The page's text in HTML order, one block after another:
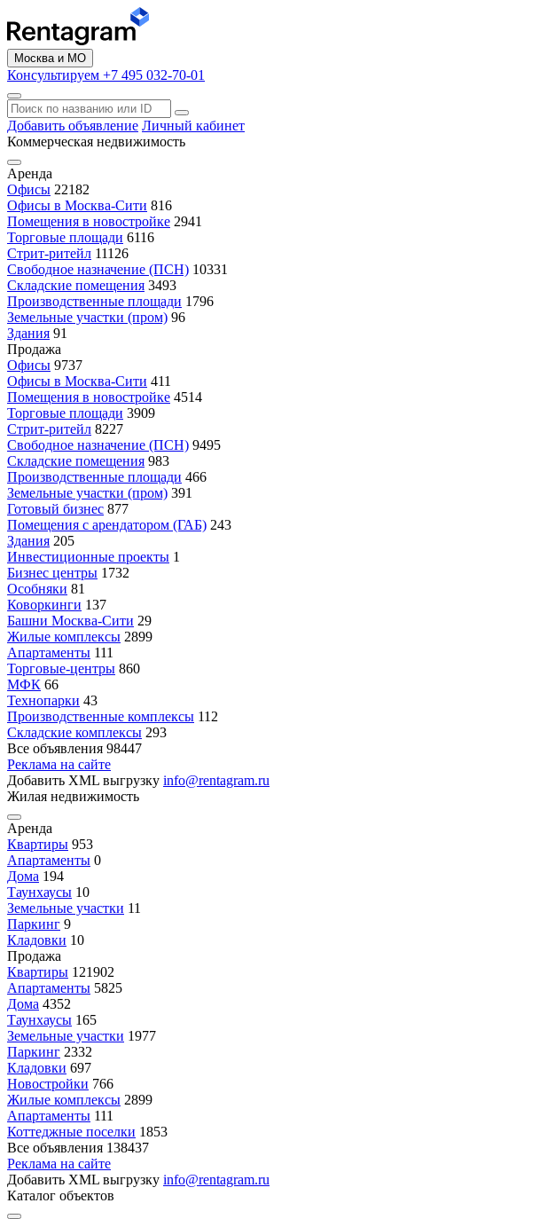
Москва и МО
Консультируем +7 495 032-70-01
Добавить объявление Личный кабинет
Коммерческая недвижимость
Аренда
Офисы 22182
Офисы в Москва-Сити 816
Помещения в новостройке 2941
Торговые площади 6116
Стрит-ритейл 11126
Свободное назначение (ПСН) 10331
Складские помещения 3493
Производственные площади 1796
Земельные участки (пром) 96
Здания 91
Продажа
Офисы 9737
Офисы в Москва-Сити 411
Помещения в новостройке 4514
Торговые площади 3909
Стрит-ритейл 8227
Свободное назначение (ПСН) 9495
Складские помещения 983
Производственные площади 466
Земельные участки (пром) 391
Готовый бизнес 877
Помещения с арендатором (ГАБ) 243
Здания 205
Инвестиционные проекты 1
Бизнес центры 1732
Особняки 81
Коворкинги 137
Башни Москва-Сити 29
Жилые комплексы 2899
Апартаменты 111
Торговые-центры 860
МФК 66
Технопарки 43
Производственные комплексы 112
Складские комплексы 293
Все объявления 98447
Реклама на сайте
Добавить XML выгрузку info@rentagram.ru
Жилая недвижимость
Аренда
Квартиры 953
Апартаменты 0
Дома 194
Таунхаусы 10
Земельные участки 11
Паркинг 9
Кладовки 10
Продажа
Квартиры 121902
Апартаменты 5825
Дома 4352
Таунхаусы 165
Земельные участки 1977
Паркинг 2332
Кладовки 697
Новостройки 766
Жилые комплексы 2899
Апартаменты 111
Коттеджные поселки 1853
Все объявления 138437
Реклама на сайте
Добавить XML выгрузку info@rentagram.ru
Каталог объектов